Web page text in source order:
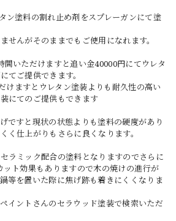
ン塗料の割れ止め剤をスプレーガンにて塗
せんがそのままでもご使用になれます。
間いただけますと追い金40000円にてウレタ
てご提供できます。
けますとウレタン塗装よりも耐久性の高い
にてのご提供もできます
ですと現状の状態よりも塗料の硬度があり
く仕上がりもさらに良くなります。
ラミック配合の塗料となりますのでさらに
ト効果もありますので木の焼けの進行が
等を置いた際に焦げ跡も着きにくくなりま
イントさんのセラウッド塗装で検索いただ